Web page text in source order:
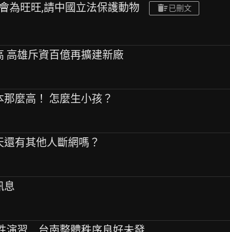
為旺旺,請中國立法保護動物 已刪文
高雄斥資百億再擴建新廠
麼高！ 怎麼生小孩？
有其他人斷網嗎？
息